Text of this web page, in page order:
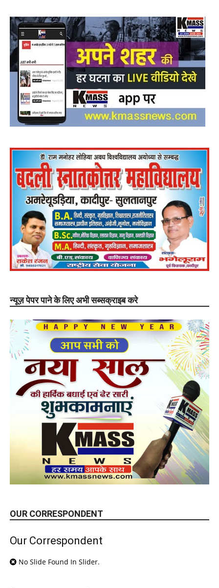
न्यूज़ पेपर पाने के लिए अभी सब्सक्राइब करे
OUR CORRESPONDENT
Our Correspondent
No Slide Found In Slider.